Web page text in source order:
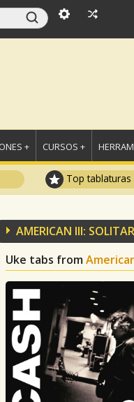
+ CURSOS +
Top tablaturas
AMERICAN III:
Uke tabs from